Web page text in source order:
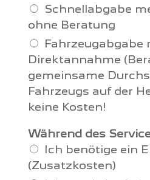
Schnellabgabe
ohne Beratung
Fahrzeugabgabe
Direktannahme
gemeinsame
Fahrzeugs auf der
keine Kosten!
Während des
Ich benötige ein
(Zusatzkosten)